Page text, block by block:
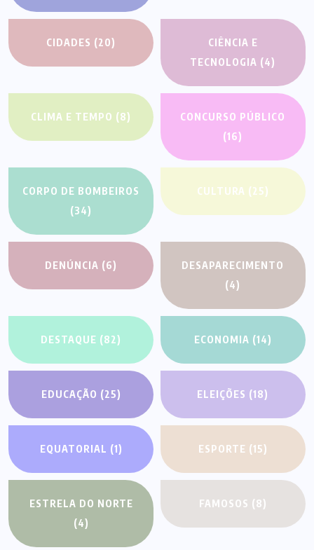
CIDADES (20)
CIÊNCIA E
TECNOLOGIA (4)
CLIMA E TEMPO (8)
CONCURSO PÚBLICO
(16)
CORPO DE BOMBEIROS
(34)
CULTURA (25)
DENÚNCIA (6)
DESAPARECIMENTO
(4)
DESTAQUE (82) ECONOMIA (14)
EDUCAÇÃO (25) ELEIÇÕES (18)
EQUATORIAL (1) ESPORTE (15)
ESTRELA DO NORTE
(4)
FAMOSOS (8)